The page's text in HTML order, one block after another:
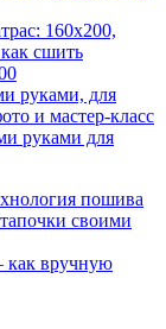
160х200,
сшить
руками, для
и мастер-класс
руками для
пошива
своими
как вручную